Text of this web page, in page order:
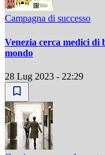
Campagna di successo
Venezia cerca medici di
mondo
28 Lug 2023 - 22:29